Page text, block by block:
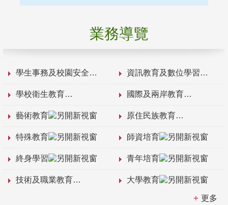
業務導覽
學生事務及校園安全 資訊教育及數位學習
學校衛生教育 國際及兩岸教育
藝術教育 原住民族教育
特殊教育 師資培育
終身學習 青年培育
技術及職業教育 大學教育
更多